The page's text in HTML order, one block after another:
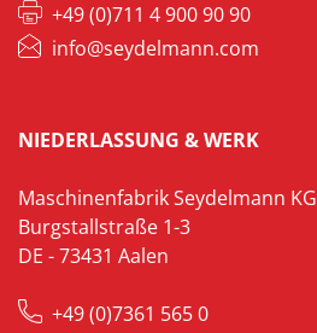
+49 (0)711 4 900 90 90
info@seydelmann.com
NIEDERLASSUNG & WERK
Maschinenfabrik Seydelmann KG
Burgstallstraße 1-3
DE - 73431 Aalen
+49 (0)7361 565 0